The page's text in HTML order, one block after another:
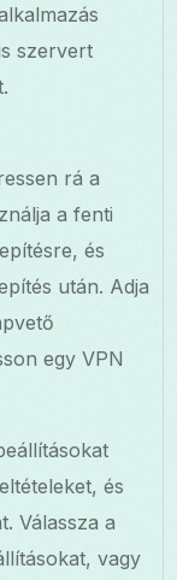
szervert
rá a
a fenti
és
után. Adja
egy VPN
és
Válassza a
vagy